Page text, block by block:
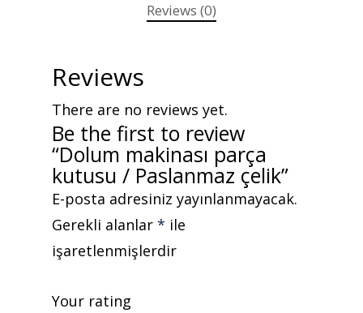
Reviews (0)
Reviews
There are no reviews yet.
Be the first to review
“Dolum makinası parça
kutusu / Paslanmaz çelik”
E-posta adresiniz yayınlanmayacak.
Gerekli alanlar * ile
işaretlenmişlerdir
Your rating